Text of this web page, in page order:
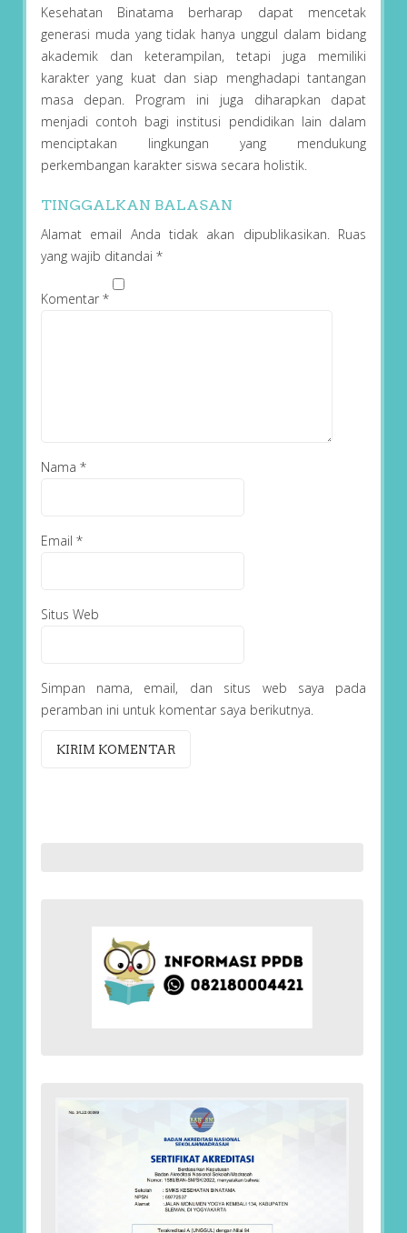
Kesehatan Binatama berharap dapat mencetak
generasi muda yang tidak hanya unggul dalam bidang
akademik dan keterampilan, tetapi juga memiliki
karakter yang kuat dan siap menghadapi tantangan
masa depan. Program ini juga diharapkan dapat
menjadi contoh bagi institusi pendidikan lain dalam
menciptakan lingkungan yang mendukung
perkembangan karakter siswa secara holistik.
TINGGALKAN BALASAN
Alamat email Anda tidak akan dipublikasikan.
Ruas
yang wajib ditandai *
Komentar *
Nama *
Email *
Situs Web
Simpan nama, email, dan situs web saya pada
peramban ini untuk komentar saya berikutnya.